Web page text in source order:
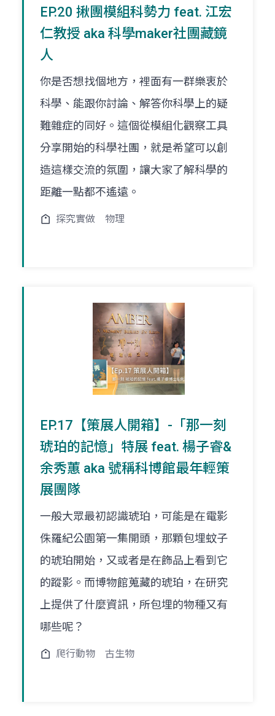
EP.20 揪團模組科勢力 feat. 江宏
仁教授 aka 科學maker社團藏鏡
人
你是否想找個地方，裡面有一群樂衷於
科學、能跟你討論、解答你科學上的疑
難雜症的同好。這個從模組化觀察工具
分享開始的科學社團，就是希望可以創
造這樣交流的氛圍，讓大家了解科學的
距離一點都不遙遠。
探究實做 物理
EP.17【策展人開箱】-「那一刻
琥珀的記憶」特展 feat. 楊子睿&
余秀蕙 aka 號稱科博館最年輕策
展團隊
一般大眾最初認識琥珀，可能是在電影
侏羅紀公園第一集開頭，那顆包埋蚊子
的琥珀開始，又或者是在飾品上看到它
的蹤影。而博物館蒐藏的琥珀，在研究
上提供了什麼資訊，所包埋的物種又有
哪些呢？
爬行動物 古生物